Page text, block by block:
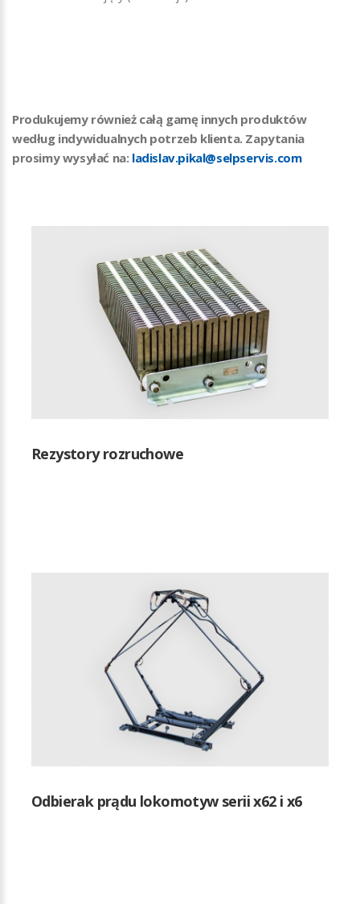
Produkujemy również całą gamę innych produktów
według indywidualnych potrzeb klienta. Zapytania
prosimy wysyłać na: ladislav.pikal@selpservis.com
Rezystory rozruchowe
Odbierak prądu lokomotyw serii x62 i x6